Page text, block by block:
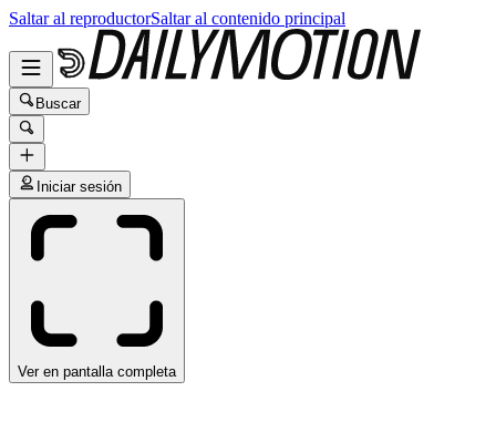
Saltar al reproductorSaltar al contenido principal
Buscar
Iniciar sesión
Ver en pantalla completa